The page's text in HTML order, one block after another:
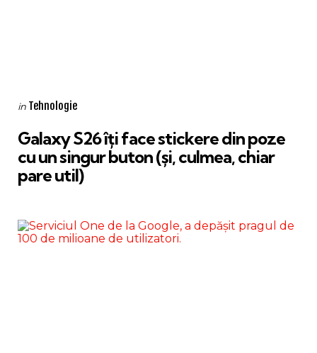
Categories
Posted
in Tehnologie
Galaxy S26 îți face stickere din poze
cu un singur buton (și, culmea, chiar
pare util)